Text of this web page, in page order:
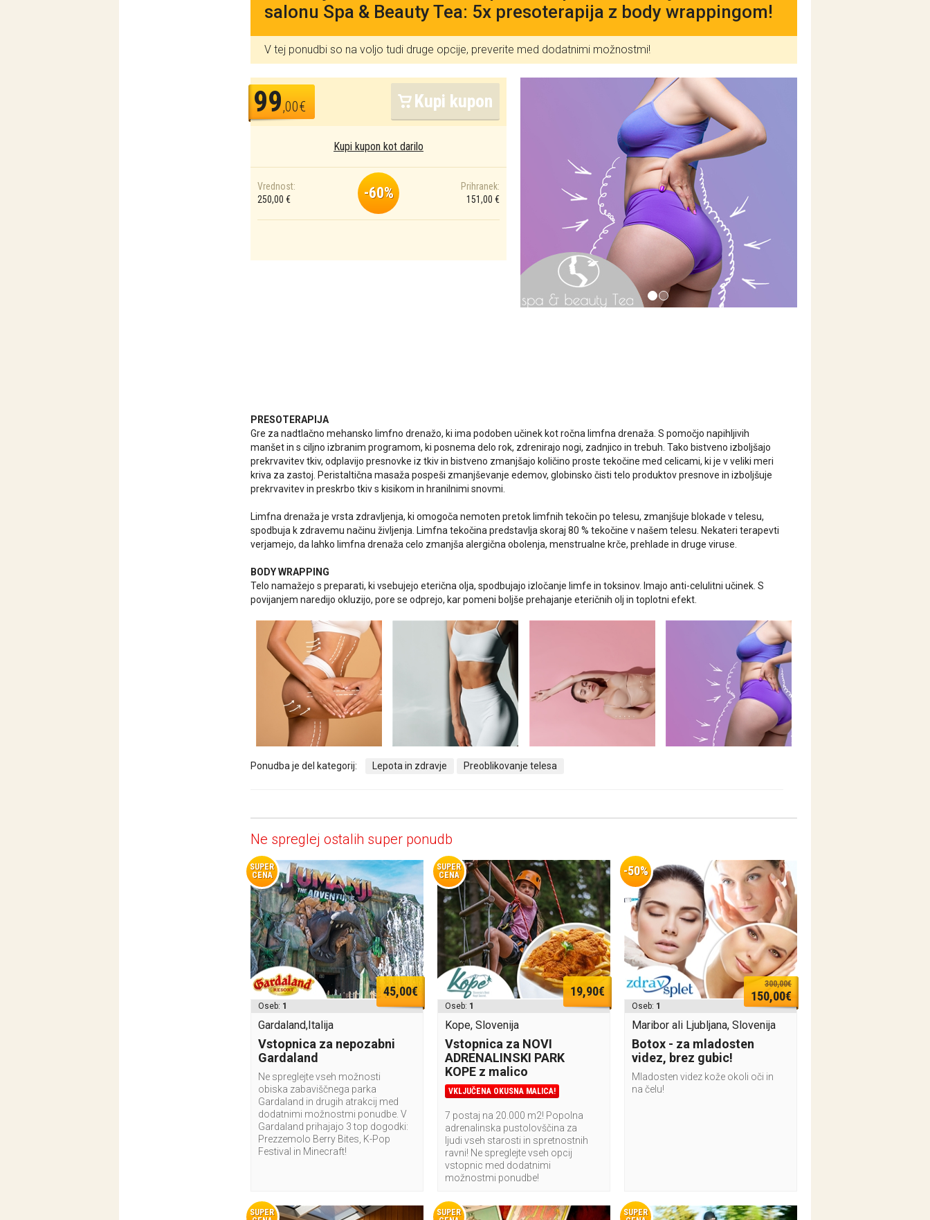
salonu Spa & Beauty Tea: 5x presoterapija z body wrappingom!
V tej ponudbi so na voljo tudi druge opcije, preverite med dodatnimi možnostmi!
99,00€ Kupi kupon
Kupi kupon kot darilo
Vrednost:
250,00 €
-60%
Prihranek:
151,00 €
PRESOTERAPIJA
Gre za nadtlačno mehansko limfno drenažo, ki ima podoben učinek kot ročna limfna drenaža. S pomočjo napihljivih
manšet in s ciljno izbranim programom, ki posnema delo rok, zdrenirajo nogi, zadnjico in trebuh. Tako bistveno izboljšajo
prekrvavitev tkiv, odplavijo presnovke iz tkiv in bistveno zmanjšajo količino proste tekočine med celicami, ki je v veliki meri
kriva za zastoj. Peristaltična masaža pospeši zmanjševanje edemov, globinsko čisti telo produktov presnove in izboljšuje
prekrvavitev in preskrbo tkiv s kisikom in hranilnimi snovmi.
Limfna drenaža je vrsta zdravljenja, ki omogoča nemoten pretok limfnih tekočin po telesu, zmanjšuje blokade v telesu,
spodbuja k zdravemu načinu življenja. Limfna tekočina predstavlja skoraj 80 % tekočine v našem telesu. Nekateri terapevti
verjamejo, da lahko limfna drenaža celo zmanjša alergična obolenja, menstrualne krče, prehlade in druge viruse.
BODY WRAPPING
Telo namažejo s preparati, ki vsebujejo eterična olja, spodbujajo izločanje limfe in toksinov. Imajo anti-celulitni učinek. S
povijanjem naredijo okluzijo, pore se odprejo, kar pomeni boljše prehajanje eteričnih olj in toplotni efekt.
Ponudba je del kategorij: Lepota in zdravje Preoblikovanje telesa
Ne spreglej ostalih super ponudb
SUPER
CENA
45,00€
Oseb: 1
Gardaland,Italija
Vstopnica za nepozabni
Gardaland
Ne spreglejte vseh možnosti
obiska zabaviščnega parka
Gardaland in drugih atrakcij med
dodatnimi možnostmi ponudbe. V
Gardaland prihajajo 3 top dogodki:
Prezzemolo Berry Bites, K-Pop
Festival in Minecraft!
SUPER
CENA
19,90€
Oseb: 1
Kope, Slovenija
Vstopnica za NOVI
ADRENALINSKI PARK
KOPE z malico
VKLJUČENA OKUSNA MALICA!
7 postaj na 20.000 m2! Popolna
adrenalinska pustolovščina za
ljudi vseh starosti in spretnostnih
ravni! Ne spreglejte vseh opcij
vstopnic med dodatnimi
možnostmi ponudbe!
-50%
300,00€
150,00€
Oseb: 1
Maribor ali Ljubljana, Slovenija
Botox - za mladosten
videz, brez gubic!
Mladosten videz kože okoli oči in
na čelu!
SUPER
SUPER
SUPER